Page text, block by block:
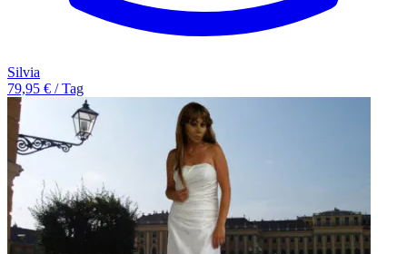
Silvia
79,95 € / Tag